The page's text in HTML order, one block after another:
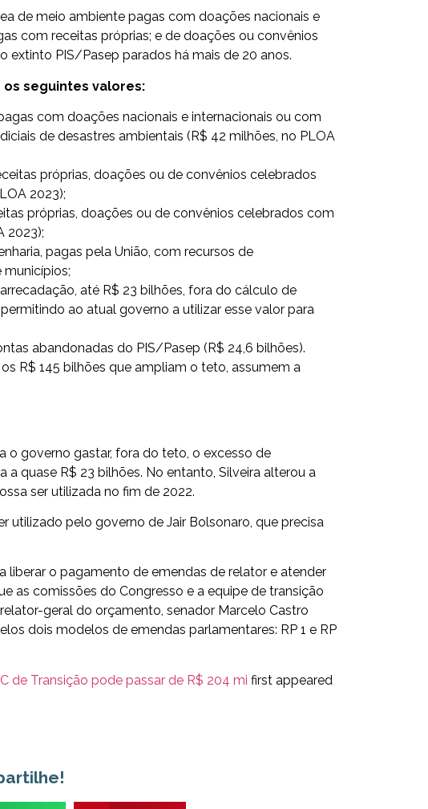
de meio ambiente pagas com doações nacionais e
com receitas próprias; e de doações ou convênios
extinto PIS/Pasep parados há mais de 20 anos.
seguintes valores:
com doações nacionais e internacionais ou com
de desastres ambientais (R$ 42 milhões, no PLOA
próprias, doações ou de convênios celebrados
2023);
próprias, doações ou de convênios celebrados com
2023);
pagas pela União, com recursos de
até R$ 23 bilhões, fora do cálculo de
ao atual governo a utilizar esse valor para
abandonadas do PIS/Pasep (R$ 24,6 bilhões).
R$ 145 bilhões que ampliam o teto, assumem a
o governo gastar, fora do teto, o excesso de
quase R$ 23 bilhões. No entanto, Silveira alterou a
ser utilizada no fim de 2022.
utilizado pelo governo de Jair Bolsonaro, que precisa
liberar o pagamento de emendas de relator e atender
as comissões do Congresso e a equipe de transição
geral do orçamento, senador Marcelo Castro
dois modelos de emendas parlamentares: RP 1 e RP
de Transição pode passar de R$ 204 mi first appeared